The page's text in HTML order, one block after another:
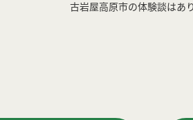
古岩屋高原市の体験談はあ